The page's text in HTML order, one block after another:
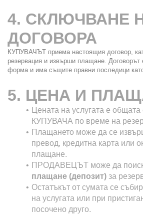
4. СКЛЮЧВАНЕ
ДОГОВОРА
КУПУВАЧЪТ приема настоящия договор,
резервация и извърши плащане. Договорът
форма и има същите правни последици
5. ЦЕНА И
Цената на услугата е
КУПУВАЧА по време на
Плащането може да се
превод, кредитна карта или
плащане.
ПРОДАВЕЦЪТ може да
плащане (депозит) за
Остатъкът от сумата се
на услугата или при
посочено друго.